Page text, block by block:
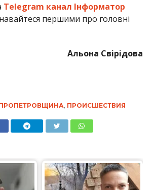
Telegram канал Інформатор
першими про головні
Альона Свірідова
ПРОИСШЕСТВИЯ